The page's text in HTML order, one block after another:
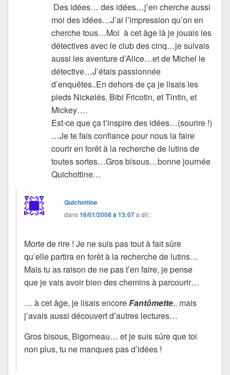
Des idées… des idées…j’en cherche aussi
moi des idées…J’ai l’impression qu’on en
cherche tous…Moi à cet âge là je jouais les
détectives avec le club des cinq…je suivais
aussi les aventure d’Alice…et de Michel le
détective…J’étais passionnée
d’enquêtes..En dehors de ça je lisais les
pieds Nickelés, Bibi Fricotin, et Tintin, et
Mickey….
Est-ce que ça t’inspire des idées…(sourire !)
…Je te fais confiance pour nous la faire
courir en forêt à la recherche de lutins de
toutes sortes…Gros bisous…bonne journée
Quichottine…
Quichottine
dans16/01/2008 à 13:07a dit :
Morte de rire ! Je ne suis pas tout à fait sûre
qu’elle partira en forêt à la recherche de lutins…
Mais tu as raison de ne pas t’en faire, je pense
que je vais avoir bien des chemins à parcourir…
… à cet âge, je lisais encoreFantômette.. mais
j’avais aussi découvert d’autres lectures…
Gros bisous, Bigorneau… et je suis sûre que toi
non plus, tu ne manques pas d’idées !